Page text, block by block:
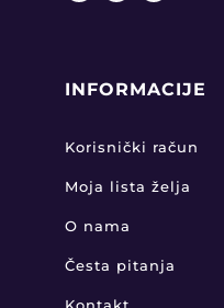
INFORMACIJE
Korisnički račun
Moja lista želja
O nama
Česta pitanja